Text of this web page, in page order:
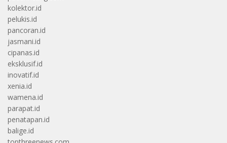
kolektor.id
pelukis.id
pancoran.id
jasmani.id
cipanas.id
eksklusif.id
inovatif.id
xenia.id
wamena.id
parapat.id
penatapan.id
balige.id